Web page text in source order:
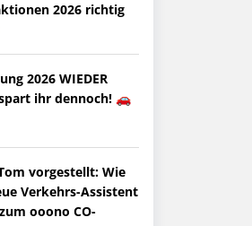
2026 richtig
2026 WIEDER
ihr dennoch! 🚗
vorgestellt: Wie
Verkehrs-Assistent
ooono CO-